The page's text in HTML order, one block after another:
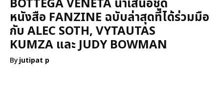
BOTTEGA VENETA นำเสนอชุด
หนังสือ FANZINE ฉบับล่าสุดที่ได้ร่วมมือ
กับ ALEC SOTH, VYTAUTAS
KUMZA และ JUDY BOWMAN
Byjutipat p